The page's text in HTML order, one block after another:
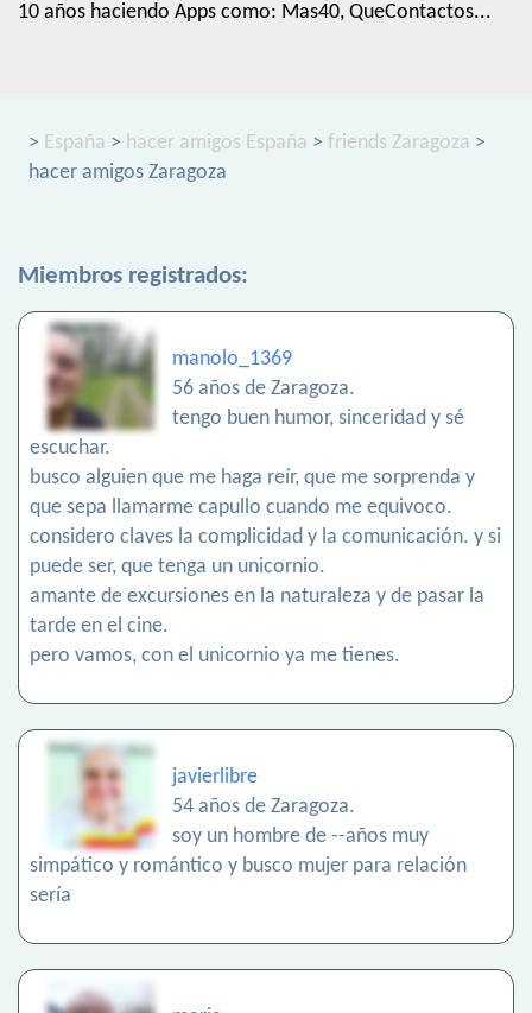
10 años haciendo Apps como: Mas40, QueContactos...
> España > hacer amigos España > friends Zaragoza >
hacer amigos Zaragoza
Miembros registrados:
manolo_1369
56 años de Zaragoza.
tengo buen humor, sinceridad y sé
escuchar.
busco alguien que me haga reír, que me sorprenda y
que sepa llamarme capullo cuando me equivoco.
considero claves la complicidad y la comunicación. y si
puede ser, que tenga un unicornio.
amante de excursiones en la naturaleza y de pasar la
tarde en el cine.
pero vamos, con el unicornio ya me tienes.
javierlibre
54 años de Zaragoza.
soy un hombre de --años muy
simpático y romántico y busco mujer para relación
sería